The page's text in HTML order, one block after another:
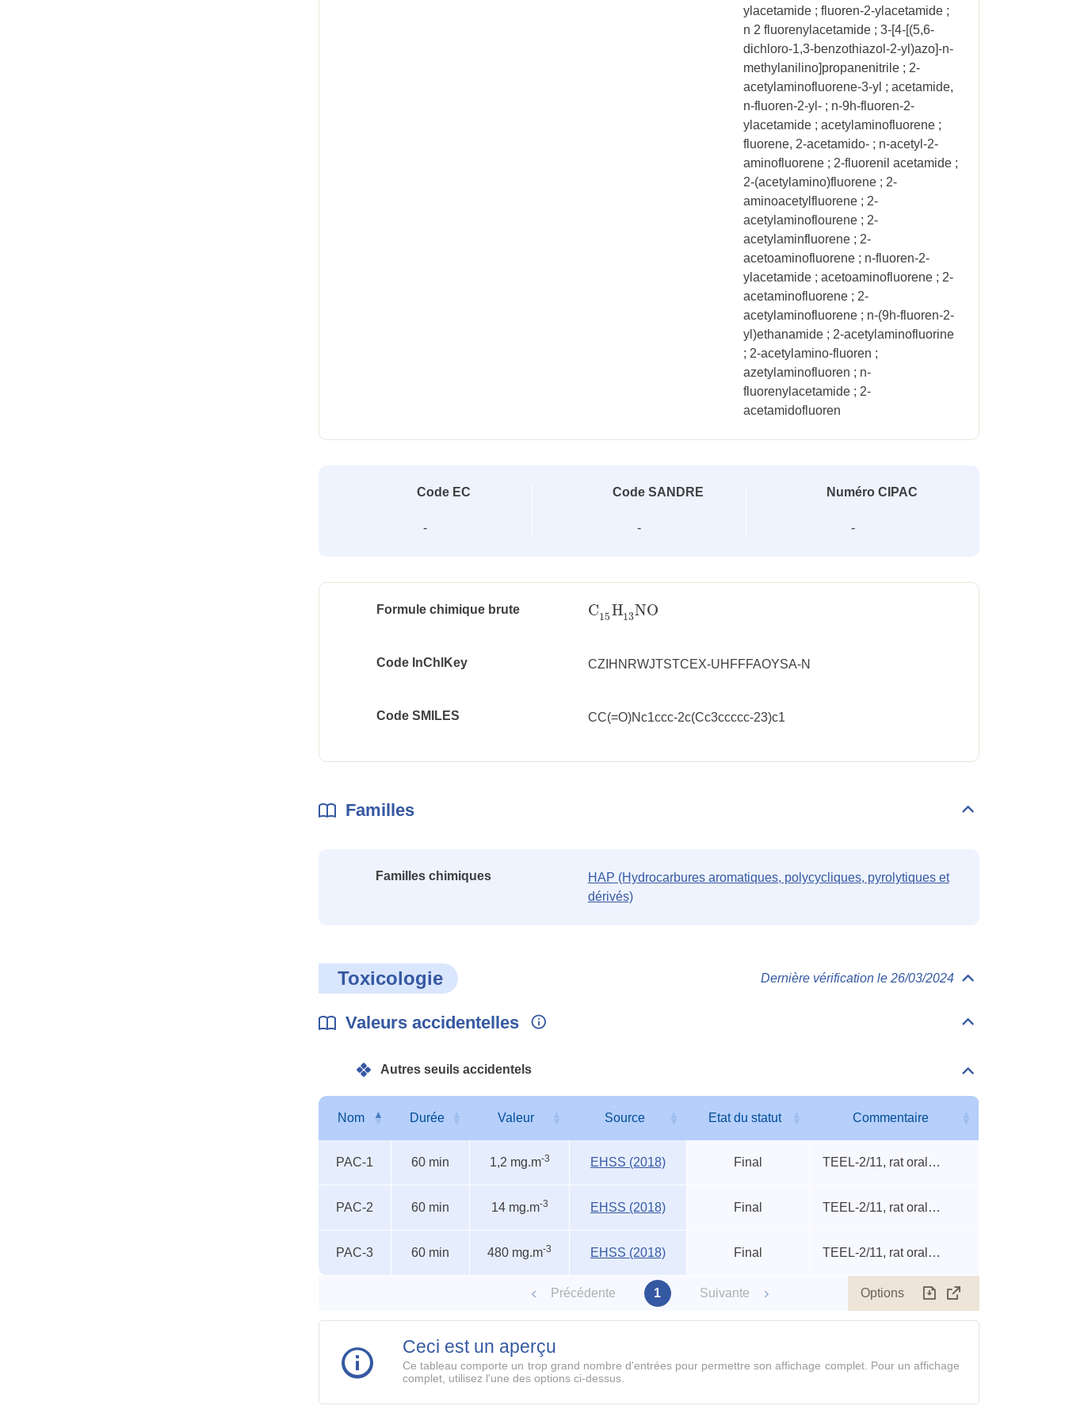
ylacetamide ; fluoren-2-ylacetamide ;
n 2 fluorenylacetamide ; 3-[4-[(5,6-
dichloro-1,3-benzothiazol-2-yl)azo]-n-
methylanilino]propanenitrile ; 2-
acetylaminofluorene-3-yl ; acetamide,
n-fluoren-2-yl- ; n-9h-fluoren-2-
ylacetamide ; acetylaminofluorene ;
fluorene, 2-acetamido- ; n-acetyl-2-
aminofluorene ; 2-fluorenil acetamide ;
2-(acetylamino)fluorene ; 2-
aminoacetylfluorene ; 2-
acetylaminoflourene ; 2-
acetylaminfluorene ; 2-
acetoaminofluorene ; n-fluoren-2-
ylacetamide ; acetoaminofluorene ; 2-
acetaminofluorene ; 2-
acetylaminofluorene ; n-(9h-fluoren-2-
yl)ethanamide ; 2-acetylaminofluorine
; 2-acetylamino-fluoren ;
azetylaminofluoren ; n-
fluorenylacetamide ; 2-
acetamidofluoren
Code EC
-
Code SANDRE
-
Numéro CIPAC
-
Formule chimique brute C15H13NO
C15H13NO
Code InChlKey CZIHNRWJTSTCEX-UHFFFAOYSA-N
Code SMILES CC(=O)Nc1ccc-2c(Cc3ccccc-23)c1
Familles
Déplier/replier
Familles chimiques
HAP (Hydrocarbures aromatiques, polycycliques, pyrolytiques et
dérivés)
Toxicologie Dernière vérification le 26/03/2024
Déplier/replier
Valeurs accidentelles
Déplier/replier
Autres seuils accidentels
Déplier/replier
seuils
seuils
accidentels
Nom Durée Valeur Source Etat du statut Commentaire
PAC-1
60 min 1,2 mg.m-3 EHSS (2018) Final TEEL-2/11, rat oral TDLo, mouse ip LD50
PAC-2 60 min 14 mg.m-3 EHSS (2018) Final TEEL-2/11, rat oral TDLo, mouse ip LD50
PAC-3 60 min 480 mg.m-3 EHSS (2018) Final TEEL-2/11, rat oral TDLo, mouse ip LD50
Précédente 1 Suivante Options Télécharger
le
Ceci est un aperçu
Ce tableau comporte un trop grand nombre d'entrées pour permettre son affichage complet. Pour un affichage
complet, utilisez l'une des options ci-dessus.